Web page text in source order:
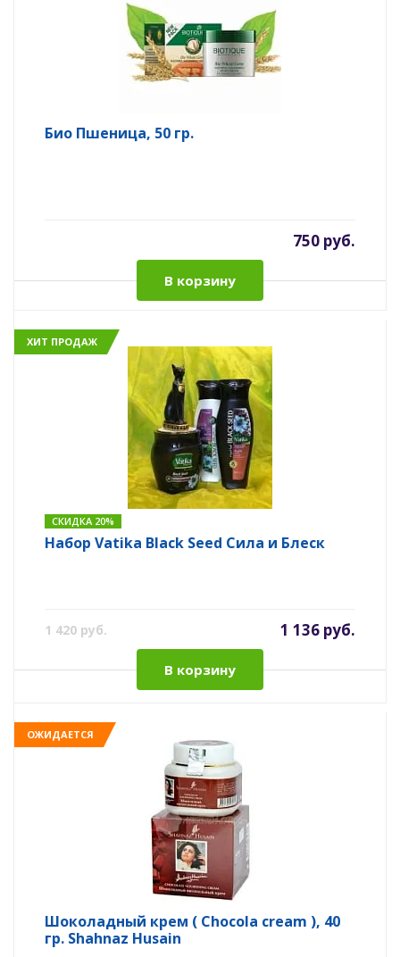
Био Пшеница, 50 гр.
750 руб.
В корзину
ХИТ ПРОДАЖ
СКИДКА 20%
Набор Vatika Black Seed Сила и Блеск
1 420 руб. 1 136 руб.
В корзину
ОЖИДАЕТСЯ
Шоколадный крем ( Chocola cream ), 40
гр. Shahnaz Husain